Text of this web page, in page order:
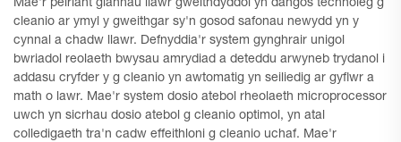
Mae'r peiriant glanhau llawr gweithdyddol yn dangos technoleg g
cleanio ar ymyl y gweithgar sy'n gosod safonau newydd yn y
cynnal a chadw llawr. Defnyddia'r system gynghrair unigol
bwriadol reolaeth bwysau amrydiad a deteddu arwyneb trydanol i
addasu cryfder y g cleanio yn awtomatig yn seiliedig ar gyflwr a
math o lawr. Mae'r system dosio atebol rheolaeth microprocessor
uwch yn sicrhau dosio atebol g cleanio optimol, yn atal
colledigaeth tra'n cadw effeithloni g cleanio uchaf. Mae'r